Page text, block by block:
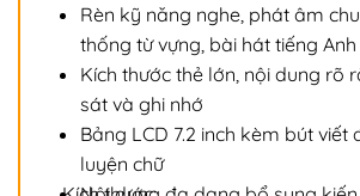
Rèn kỹ năng nghe, phát âm
thống từ vựng, bài hát tiếng Anh
Kích thước thẻ lớn, nội dung rõ
sát và ghi nhớ
Bảng LCD 7.2 inch kèm bút viết
luyện chữ